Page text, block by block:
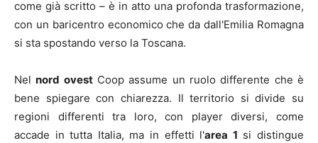
come già scritto – è in atto una profonda trasformazione,
con un baricentro economico che da dall'Emilia Romagna
si sta spostando verso la Toscana.
Nelnord ovestCoop assume un ruolo differente che è
bene spiegare con chiarezza. Il territorio si divide su
regioni differenti tra loro, con player diversi, come
accade in tutta Italia, ma in effetti l'area 1 si distingue